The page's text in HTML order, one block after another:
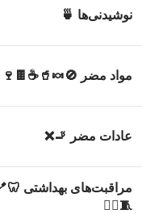
نوشیدنی‌ها 🍵
مواد مضر 🚫🍬🥤☕🍫🍷
عادات مضر 🚬❌
🧵👩‍⚕️